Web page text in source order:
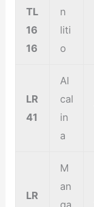
TL
16
16
n
liti
o
LR
41
Al
cal
in
a
LR
M
an
ga